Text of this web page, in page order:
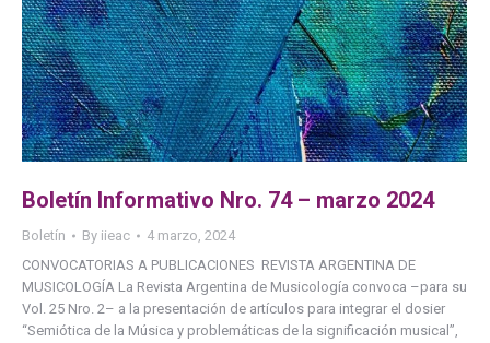
Boletín Informativo Nro. 74 – marzo 2024
Boletín By iieac
4 marzo, 2024
CONVOCATORIAS A PUBLICACIONES REVISTA ARGENTINA DE
MUSICOLOGÍA La Revista Argentina de Musicología convoca –para su
Vol. 25 Nro. 2– a la presentación de artículos para integrar el dosier
“Semiótica de la Música y problemáticas de la significación musical”,